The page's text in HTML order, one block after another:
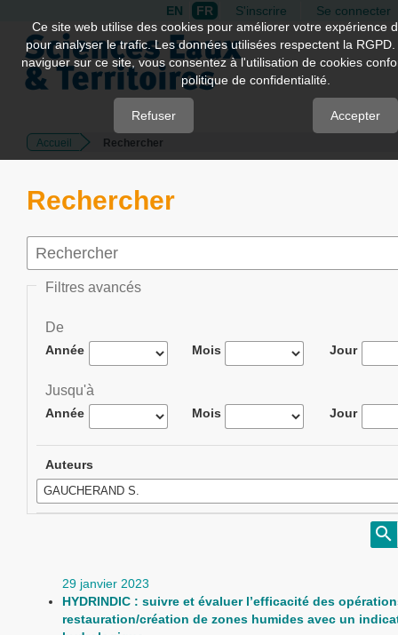
Quick
jump
page
Main
Content
EN FR S'inscrire Se connecter
Accueil Rechercher
Rechercher
Filtres avancés
De
Année Mois Jour
Jusqu'à
Année Mois Jour
Auteurs
29 janvier 2023
HYDRINDIC : suivre et évaluer l’efficacité des
restauration/création de zones humides avec un
Ce site web utilise des cookies pour améliorer votre expérience
pour analyser le trafic. Les données utilisées respectent la
naviguer sur ce site, vous consentez à l'utilisation de cookies
politique de confidentialité.
Refuser Accepter